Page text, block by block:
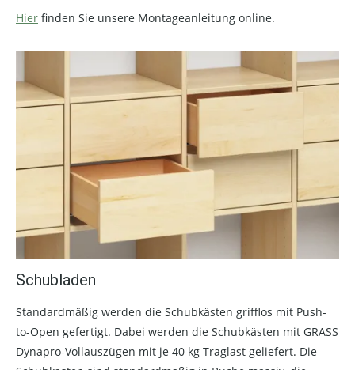
Hier finden Sie unsere Montageanleitung online.
Schubladen
Standardmäßig werden die Schubkästen grifflos mit Push-
to-Open gefertigt. Dabei werden die Schubkästen mit GRASS
Dynapro-Vollauszügen mit je 40 kg Traglast geliefert. Die